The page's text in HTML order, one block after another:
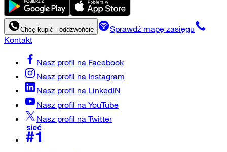
Chcę kupić - oddzwońcie
Sprawdź mapę zasięgu
Kontakt
Nasz profil na Facebook
Nasz profil na Instagram
Nasz profil na LinkedIN
Nasz profil na YouTube
Nasz profil na Twitter